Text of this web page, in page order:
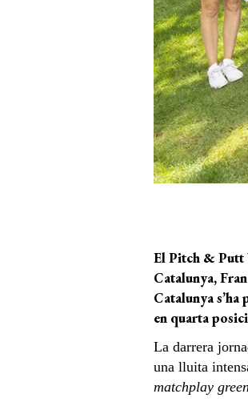
El Pitch & Putt
Catalunya,
Catalunya
en quarta
La darrera
una lluita
matchplay